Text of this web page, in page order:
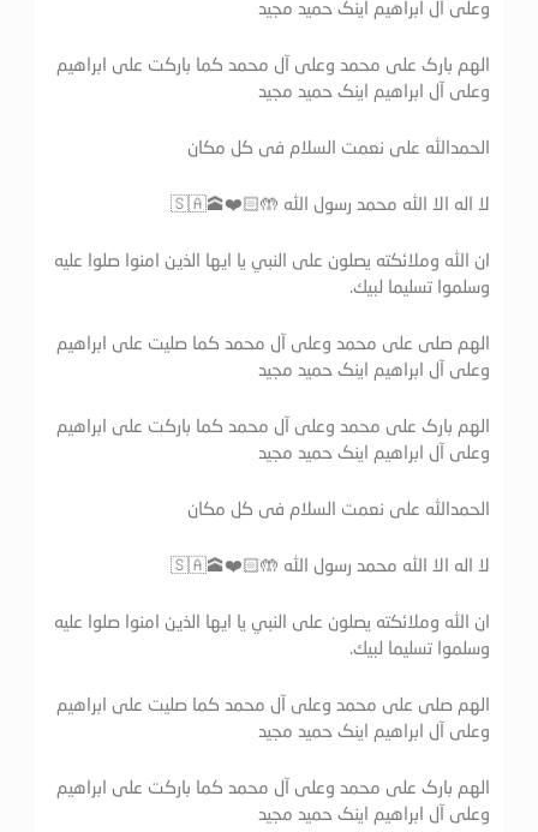
وعلی آل ابراهیم اینک حمید مجید
الهم بارک علی محمد وعلی آل محمد کما بارکت علی ابراهیم
وعلی آل ابراهیم اینک حمید مجید
الحمدالله علی نعمت السلام فی کل مکان
لا اله الا الله محمد رسول الله 🤲🏻❤️🕋🇸🇦
ان الله وملائكته يصلون على النبي يا ايها الذين امنوا صلوا عليه
وسلموا تسليما لبيك.
الهم صلی علی محمد وعلی آل محمد کما صلیت علی ابراهیم
وعلی آل ابراهیم اینک حمید مجید
الهم بارک علی محمد وعلی آل محمد کما بارکت علی ابراهیم
وعلی آل ابراهیم اینک حمید مجید
الحمدالله علی نعمت السلام فی کل مکان
لا اله الا الله محمد رسول الله 🤲🏻❤️🕋🇸🇦
ان الله وملائكته يصلون على النبي يا ايها الذين امنوا صلوا عليه
وسلموا تسليما لبيك.
الهم صلی علی محمد وعلی آل محمد کما صلیت علی ابراهیم
وعلی آل ابراهیم اینک حمید مجید
الهم بارک علی محمد وعلی آل محمد کما بارکت علی ابراهیم
وعلی آل ابراهیم اینک حمید مجید